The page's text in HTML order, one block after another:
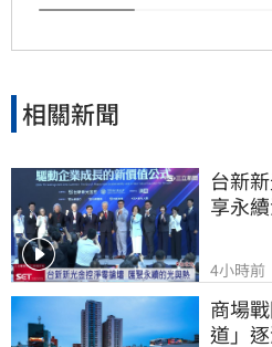
相關新聞
台新
享永
4小時前
商場
道」